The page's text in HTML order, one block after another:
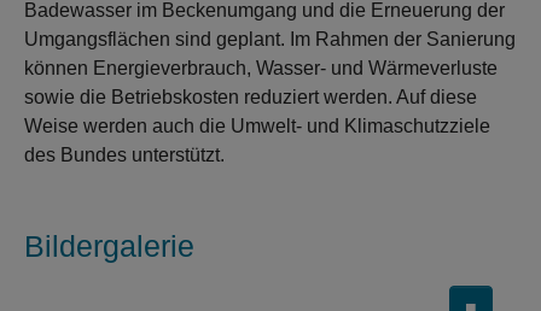
Badewasser im Beckenumgang und die Erneuerung der
Umgangsflächen sind geplant. Im Rahmen der Sanierung
können Energieverbrauch, Wasser- und Wärmeverluste
sowie die Betriebskosten reduziert werden. Auf diese
Weise werden auch die Umwelt- und Klimaschutzziele
des Bundes unterstützt.
Bildergalerie